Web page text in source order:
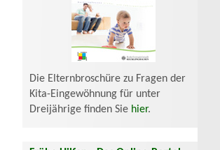
Die Elternbroschüre zu Fragen der
Kita-Eingewöhnung für unter
Dreijährige finden Sie hier.